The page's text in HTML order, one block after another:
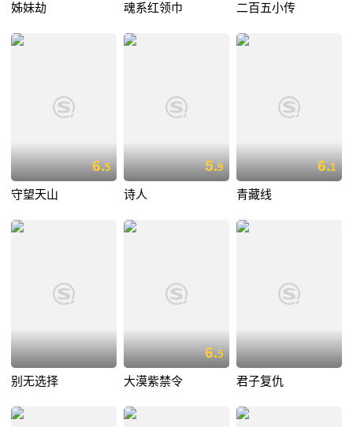
姊妹劫 魂系红领巾 二百五小传
6.5
守望天山
5.9
诗人
6.1
青藏线
别无选择
6.5
大漠紫禁令 君子复仇